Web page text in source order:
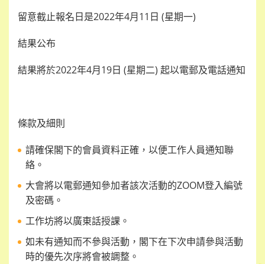
留意截止報名日是2022年4月11 日 (星期一)
結果公布
結果將於2022年4月19日 (星期二) 起以電郵及電話通知
條款及細則
請確保閣下的會員資料正確，以便工作人員通知聯
絡。
大會將以電郵通知參加者該次活動的ZOOM登入編號
及密碼。
工作坊將以廣東話授課。
如未有通知而不參與活動，閣下在下次申請參與活動
時的優先次序將會被調整。